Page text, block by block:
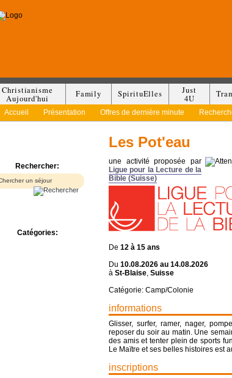
Christianisme
Aujourd'hui
Family SpirituElles
Just
4U
Accueil Présentation Offres de dernière minute
Rechercher:
Catégories:
Les Pot'eau
une activité proposée par
Ligue pour la Lecture de la
Bible (Suisse)
De 12 à 15 ans
Du 10.08.2026 au 14.08.2026
à St-Blaise, Suisse
Catégorie: Camp/Colonie
informations
Glisser, surfer, ramer, nager,
reposer du soir au matin. Une
des amis et tenter plein de sports
Le Maïtre et ses belles histoires est
inscriptions